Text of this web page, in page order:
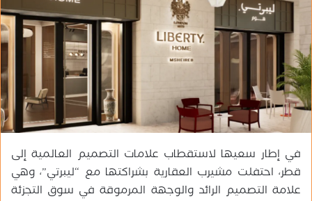
ي
د
ك
ت
و
ن
ي
في إطار سعيها لاستقطاب علامات التصميم العالمية إلى
قطر، احتفلت مشيرب العقارية بشراكتها مع “ليبرتي”، وهي
علامة التصميم الرائد والوجهة المرموقة في سوق التجزئة